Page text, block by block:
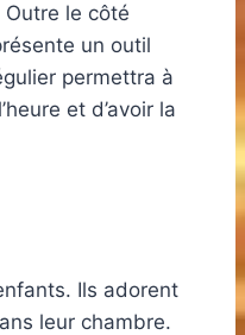
Outre le côté
un outil
permettra à
et d’avoir la
Ils adorent
leur chambre.